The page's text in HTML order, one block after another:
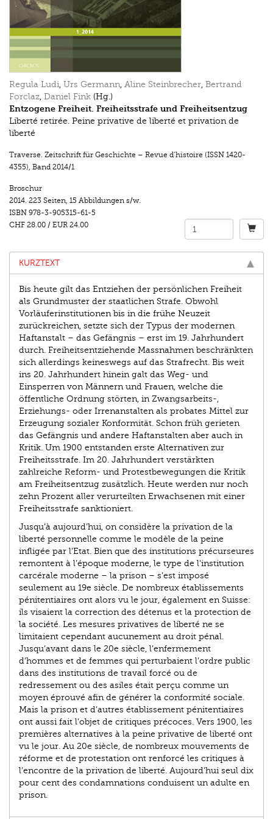
Regula Ludi, Urs Germann, Aline Steinbrecher, Bertrand
Forclaz, Daniel Fink (Hg.)
Entzogene Freiheit. Freiheitsstrafe und Freiheitsentzug
Liberté retirée. Peine privative de liberté et privation de
liberté
Traverse. Zeitschrift für Geschichte – Revue d’histoire (ISSN 1420-
4355), Band 2014/1
Broschur
2014. 223 Seiten, 15 Abbildungen s/w.
ISBN 978-3-905315-61-5
CHF 28.00 / EUR 24.00
KURZTEXT
Bis heute gilt das Entziehen der persönlichen Freiheit
als Grundmuster der staatlichen Strafe. Obwohl
Vorläuferinstitutionen bis in die frühe Neuzeit
zurückreichen, setzte sich der Typus der modernen
Haftanstalt – das Gefängnis – erst im 19. Jahrhundert
durch. Freiheitsentziehende Massnahmen beschränkten
sich allerdings keineswegs auf das Strafrecht. Bis weit
ins 20. Jahrhundert hinein galt das Weg- und
Einsperren von Männern und Frauen, welche die
öffentliche Ordnung störten, in Zwangsarbeits-,
Erziehungs- oder Irrenanstalten als probates Mittel zur
Erzeugung sozialer Konformität. Schon früh gerieten
das Gefängnis und andere Haftanstalten aber auch in
Kritik. Um 1900 entstanden erste Alternativen zur
Freiheitsstrafe. Im 20. Jahrhundert verstärkten
zahlreiche Reform- und Protestbewegungen die Kritik
am Freiheitsentzug zusätzlich. Heute werden nur noch
zehn Prozent aller verurteilten Erwachsenen mit einer
Freiheitsstrafe sanktioniert.
Jusqu’à aujourd’hui, on considère la privation de la
liberté personnelle comme le modèle de la peine
infligée par l’Etat. Bien que des institutions précurseures
remontent à l’époque moderne, le type de l’institution
carcérale moderne – la prison – s’est imposé
seulement au 19e siècle. De nombreux établissements
pénitentiaires ont alors vu le jour, également en Suisse:
ils visaient la correction des détenus et la protection de
la société. Les mesures privatives de liberté ne se
limitaient cependant aucunement au droit pénal.
Jusqu’avant dans le 20e siècle, l’enfermement
d’hommes et de femmes qui perturbaient l’ordre public
dans des institutions de travail forcé ou de
redressement ou des asiles était perçu comme un
moyen éprouvé afin de générer la conformité sociale.
Mais la prison et d’autres établissement pénitentiaires
ont aussi fait l’objet de critiques précoces. Vers 1900, les
premières alternatives à la peine privative de liberté ont
vu le jour. Au 20e siècle, de nombreux mouvements de
réforme et de protestation ont renforcé les critiques à
l’encontre de la privation de liberté. Aujourd’hui seul dix
pour cent des condamnations conduisent un adulte en
prison.